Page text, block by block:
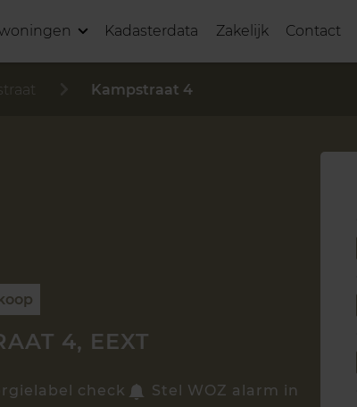
Kadasterdata Zakelijk Contact
Kampstraat 4
4, EEXT
check Stel WOZ alarm in